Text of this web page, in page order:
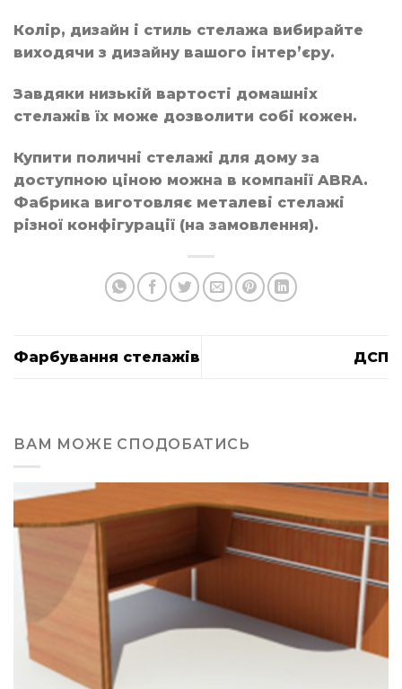
Колір, дизайн і стиль стелажа вибирайте
виходячи з дизайну вашого інтер’єру.
Завдяки низькій вартості домашніх
стелажів їх може дозволити собі кожен.
Купити поличні стелажі для дому за
доступною ціною можна в компанії ABRA.
Фабрика виготовляє металеві стелажі
різної конфігурації (на замовлення).
Фарбування стелажів ДСП
ВАМ МОЖЕ СПОДОБАТИСЬ